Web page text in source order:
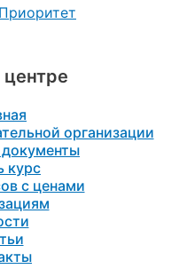
организации
курс
с ценами